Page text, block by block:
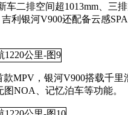
二排空间超1013mm、三
利银河V900还配备云感
MPV，银河V900搭载千
NOA、记忆泊车等功能。